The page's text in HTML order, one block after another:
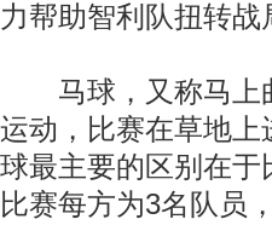
力帮助智利队扭转战
马球，又称马上
运动，比赛在草地
球最主要的区别在
比赛每方为3名队员